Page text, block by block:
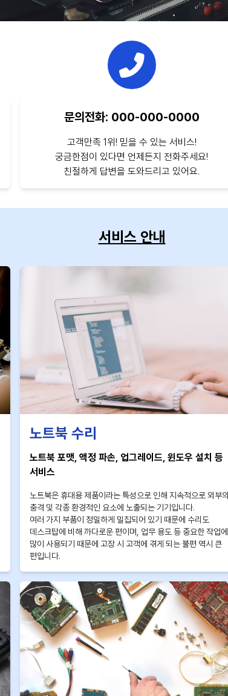
문의전화: 000-000-0000
고객만족 1위! 믿을 수 있는 서비스!
궁금한점이 있다면 언제든지 전화주세요!
친절하게 답변을 도와드리고 있어요.
서비스 안내
노트북 수리
노트북 포맷, 액정 파손, 업그레이드, 윈도우 설치 등
서비스
노트북은 휴대용 제품이라는 특성으로 인해 지속적으로 외부의
충격 및 각종 환경적인 요소에 노출되는 기기입니다.
여러 가지 부품이 정밀하게 밀집되어 있기 때문에 수리도
데스크탑에 비해 까다로운 편이며, 업무 용도 등 중요한 작업에
많이 사용되기 때문에 고장 시 고객에 겪게 되는 불편 역시 큰
편입니다.